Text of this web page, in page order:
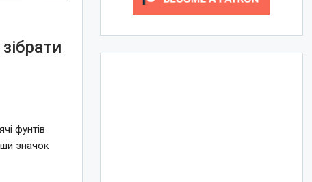
фунтів
значок